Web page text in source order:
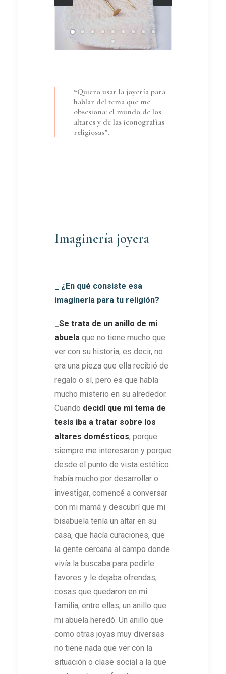
“Quiero usar la joyería para
hablar del tema que me
obsesiona: el mundo de los
altares y de las iconografías
religiosas”.
Imaginería joyera
_ ¿En qué consiste esa
imaginería para tu religión?
Se trata de un anillo de mi
abuela que no tiene mucho que
ver con su historia, es decir, no
era una pieza que ella recibió de
regalo o sí, pero es que había
mucho misterio en su alrededor.
Cuando decidí que mi tema de
tesis iba a tratar sobre los
altares domésticos, porque
siempre me interesaron y porque
desde el punto de vista estético
había mucho por desarrollar o
investigar, comencé a conversar
con mi mamá y descubrí que mi
bisabuela tenía un altar en su
casa, que hacía curaciones, que
la gente cercana al campo donde
vivía la buscaba para pedirle
favores y le dejaba ofrendas,
cosas que quedaron en mi
familia, entre ellas, un anillo que
mi abuela heredó. Un anillo que
como otras joyas muy diversas
no tiene nada que ver con la
situación o clase social a la que